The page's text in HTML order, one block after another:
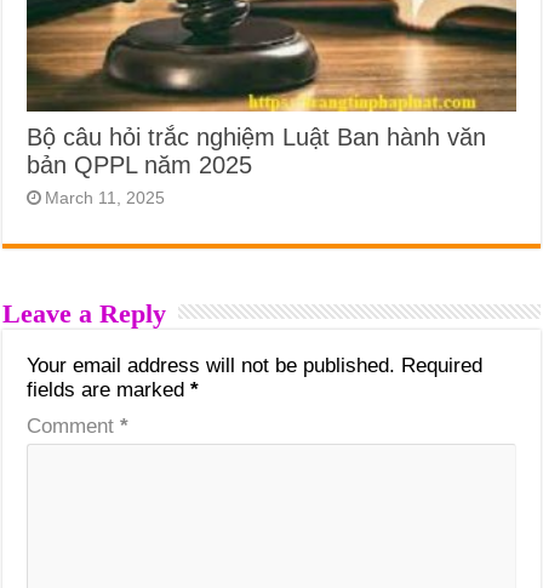
Bộ câu hỏi trắc nghiệm Luật Ban hành văn
bản QPPL năm 2025
March 11, 2025
Leave a Reply
Your email address will not be published. Required
fields are marked*
Comment*